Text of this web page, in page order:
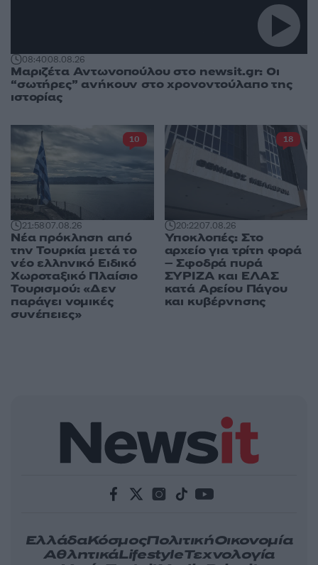
08:4008.08.26
Μαριζέτα Αντωνοπούλου στο newsit.gr: Οι
“σωτήρες” ανήκουν στο χρονοντούλαπο της
ιστορίας
21:5807.08.26
Νέα πρόκληση από
την Τουρκία μετά το
νέο ελληνικό Ειδικό
Χωροταξικό Πλαίσιο
Τουρισμού: «Δεν
παράγει νομικές
συνέπειες»
10
20:2207.08.26
Υποκλοπές: Στο
αρχείο για τρίτη φορά
– Σφοδρά πυρά
ΣΥΡΙΖΑ και ΕΛΑΣ
κατά Αρείου Πάγου
και κυβέρνησης
18
ΕλλάδαΚόσμοςΠολιτικήΟικονομία
ΑθλητικάLifestyleΤεχνολογία